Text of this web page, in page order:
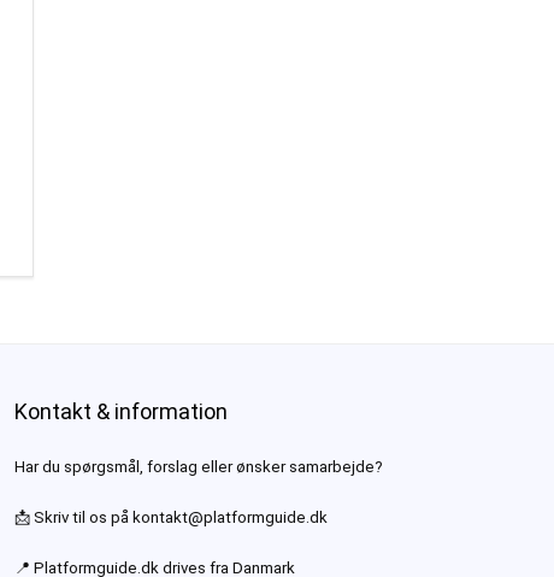
Kontakt & information
Har du spørgsmål, forslag eller ønsker samarbejde?
📩 Skriv til os på kontakt@platformguide.dk
📍 Platformguide.dk drives fra Danmark